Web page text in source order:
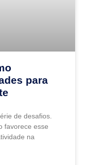
para
de desafios.
favorece esse
na